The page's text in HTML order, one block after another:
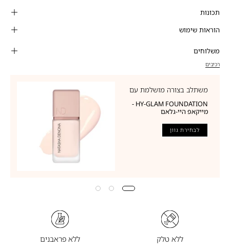
תכונות
הוראות שימוש
משלוחים
רכיבים
משתלב בצורה מושלמת עם
HY-GLAM FOUNDATION -
מייקאפ היי-גלאם
לבחירת גוון
ללא טלק ללא פראבנים